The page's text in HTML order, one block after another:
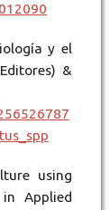
y el
&
using
Applied